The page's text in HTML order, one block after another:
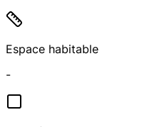
Espace habitable
-